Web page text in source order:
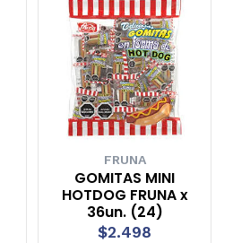
FRUNA
GOMITAS MINI
HOTDOG FRUNA x
36un. (24)
$2.498